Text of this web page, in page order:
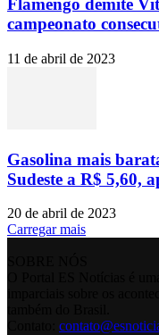
Flamengo demite
campeonato
11 de abril de 2023
Gasolina mais
Sudeste a R$ 5,60,
20 de abril de 2023
Carregar mais